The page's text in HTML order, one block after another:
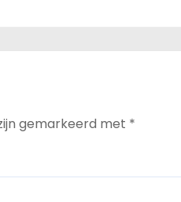
gemarkeerd met *